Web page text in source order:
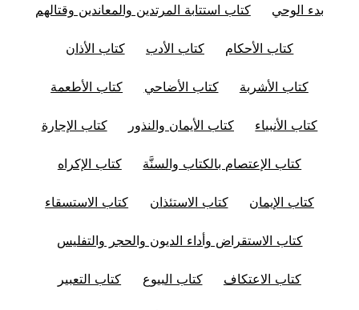
بدء الوحي كتاب استتابة المرتدين والمعاندين وقتالهم
كتاب الأحكام كتاب الأدب كتاب الأذان
كتاب الأشربة كتاب الأضاحي كتاب الأطعمة
كتاب الأنبياء كتاب الأيمان والنذور كتاب الإجارة
كتاب الإعتصام بالكتاب والسنَّة كتاب الإكراه
كتاب الإيمان كتاب الاستئذان كتاب الاستسقاء
كتاب الاستقراض وأداء الديون والحجر والتفليس
كتاب الاعتكاف كتاب البيوع كتاب التعبير